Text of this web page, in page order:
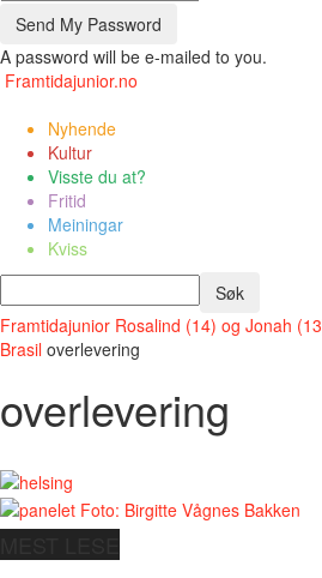
A password will be e-mailed to you.
Framtidajunior.no
Nyhende
Kultur
Visste du at?
Fritid
Meiningar
Kviss
Framtidajunior Rosalind (14) og Jonah
Brasil overlevering
overlevering